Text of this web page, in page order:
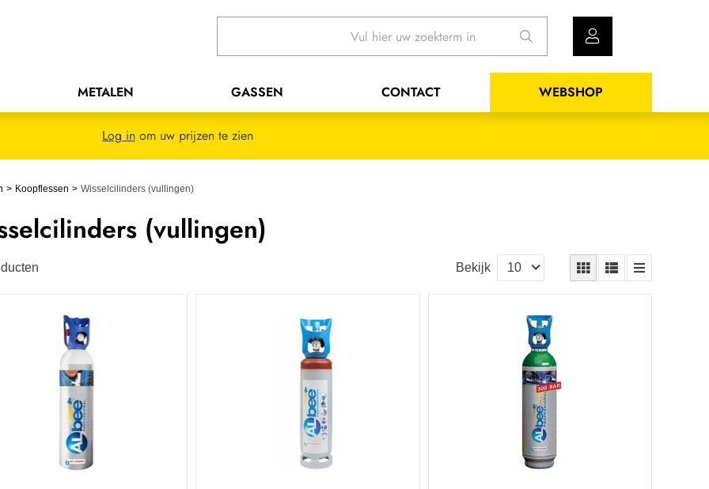
METALEN GASSEN CONTACT WEBSHOP
Log inom uw prijzen te zien
Koopflessen Wisselcilinders (vullingen)
(vullingen)
Bekijk